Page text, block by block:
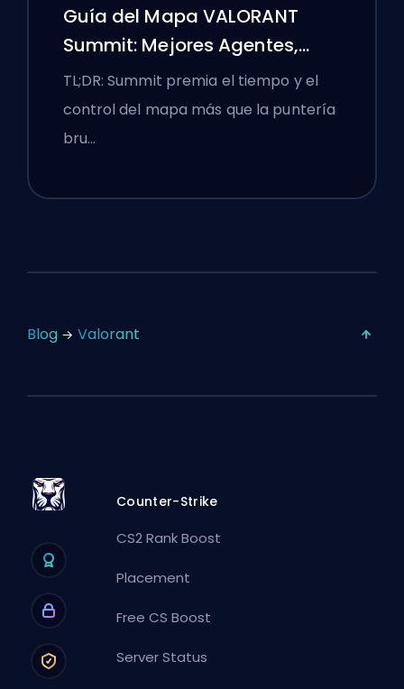
Guía del Mapa VALORANT
Summit: Mejores Agentes,
Llamadas y Humos
TL;DR: Summit premia el tiempo y el
control del mapa más que la puntería
bru…
Blog Valorant
Counter-Strike
CS2 Rank Boost
Placement
Free CS Boost
Server Status